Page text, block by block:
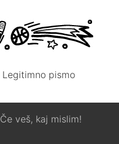
Legitimno pismo
Če veš, kaj mislim!